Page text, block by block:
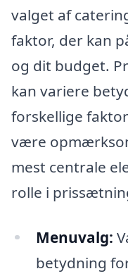
valget af
faktor, der kan
og dit budget.
kan variere
forskellige
være
mest centrale
rolle i
Menuvalg:
betydning